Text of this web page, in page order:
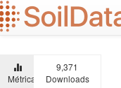
Ir
para
o
principal
Métricas
9,371
Downloads